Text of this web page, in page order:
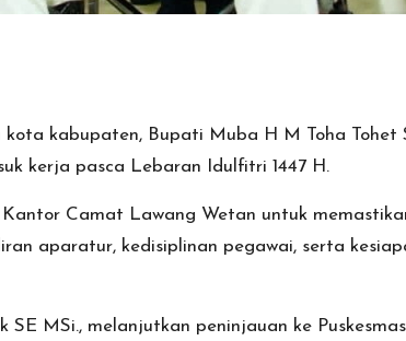
kabupaten, Bupati Muba H M Toha Tohet
kerja pasca Lebaran Idulfitri 1447 H.
Camat Lawang Wetan untuk
aparatur, kedisiplinan pegawai, serta
MSi., melanjutkan peninjauan ke